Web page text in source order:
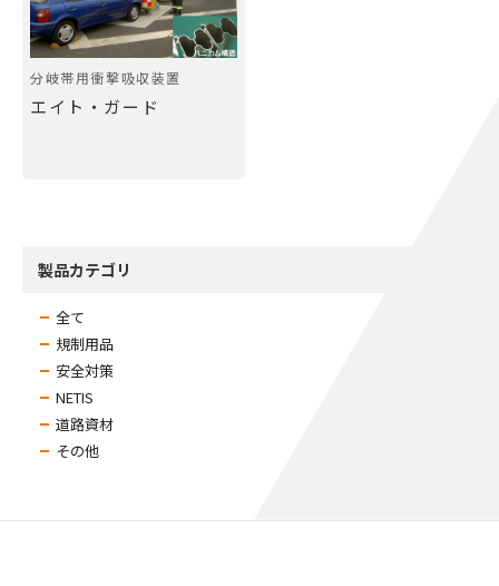
分岐帯用衝撃吸収装置
エイト・ガード
製品カテゴリ
全て
規制用品
安全対策
NETIS
道路資材
その他